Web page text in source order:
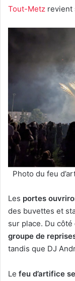
Tout-Metz revient
Photo du feu
Les portes
des buvettes et
sur place. Du côté
groupe de
tandis que DJ
Le feu d’artifice